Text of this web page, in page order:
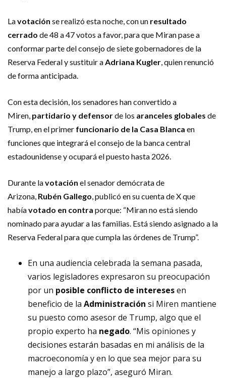
Lavotación se realizó esta noche, con un resultado
cerrado de 48 a 47 votos a favor, para que Miran pase a
conformar parte del consejo de siete gobernadores de la
Reserva Federal y sustituir aAdriana Kugler, quien renunció
de forma anticipada.
Con esta decisión, los senadores han convertido a
Miren, partidario y defensorde los aranceles globales de
Trump, en el primer funcionario de la Casa Blanca en
funciones que integrará el consejo de la banca central
estadounidense y ocupará el puesto hasta 2026.
Durante lavotación el senador demócrata de
Arizona, Rubén Gallego, publicó en su cuenta de X que
habíavotado en contra porque: “Miran no está siendo
nominado para ayudar a las familias. Está siendo asignado a la
Reserva Federal para que cumpla las órdenes de Trump”.
En una audiencia celebrada la semana pasada,
varios legisladores expresaron su preocupación
por un posible conflicto de interesesen
beneficio de la Administración si Miren mantiene
su puesto como asesor de Trump, algo que el
propio experto ha negado. “Mis opiniones y
decisiones estarán basadas en mi análisis de la
macroeconomía y en lo que sea mejor para su
manejo a largo plazo”, aseguró Miran.